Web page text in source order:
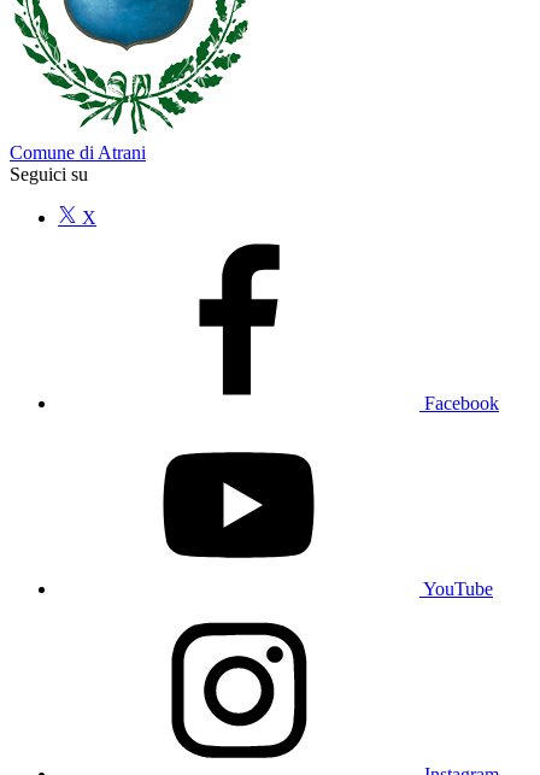
Comune di Atrani
Seguici su
X
Facebook
YouTube